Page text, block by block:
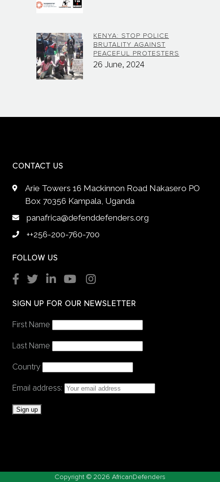
KENYA: STOP POLICE
BRUTALITY AGAINST
PEACEFUL PROTESTERS
26 June, 2024
CONTACT US
Arie Towers 16 Mackinnon Road Nakasero PO
Box 70356 Kampala, Uganda
panafrica@defenddefenders.org
++256-200-760-700
FOLLOW US
SIGN UP FOR OUR NEWSLETTER
First Name
Last Name
Country
Email address:
Copyright © 2026 AfricanDefenders